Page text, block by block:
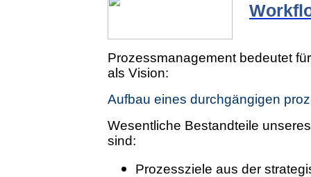
Prozessmanagement bedeutet
als Vision:
Aufbau eines durchgängigen
Wesentliche Bestandteile
sind:
Prozessziele aus der